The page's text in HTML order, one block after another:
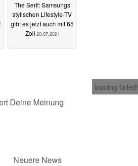
The Serif: Samsungs
stylischen Lifestyle-TV
gibt es jetzt auch mit 65
Zoll 20.07.2021
loading failed!
Deine Meinung
Neuere News